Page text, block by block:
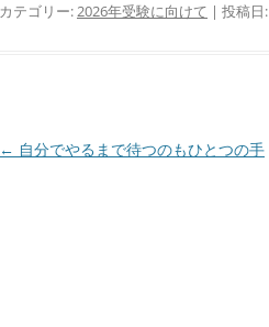
カテゴリー:2026年受験に向けて | 投稿日:
投
← 自分でやるまで待つのもひとつの手